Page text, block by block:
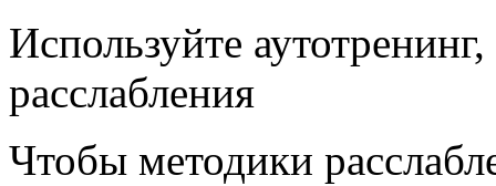
Используйте
расслабления
Чтобы методики